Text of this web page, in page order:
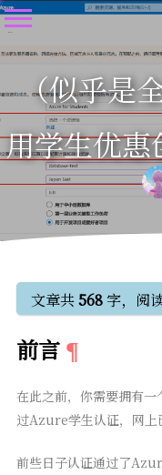
（似乎是
用学生优
se for
文章共568字，阅
前言
在此之前，你需要拥有
过Azure学生认证，网上
前些日子认证通过了